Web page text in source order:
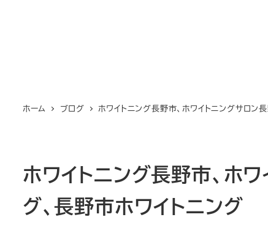
ホーム ブログ ホワイトニング長野市、ホワイトニングサロン
ホワイトニング長野市、ホ
グ、長野市ホワイトニング